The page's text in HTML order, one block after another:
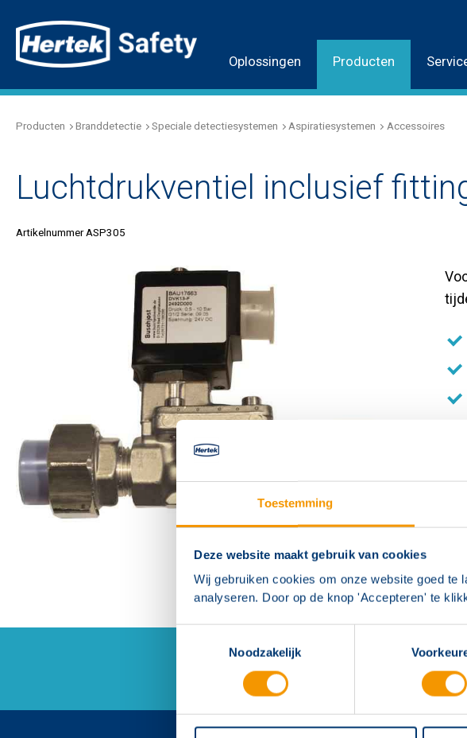
Toestemming
Deze website maakt gebruik van cookies
Wij gebruiken cookies om onze website goed te
analyseren. Door op de knop 'Accepteren' te
Noodzakelijk
Oplossingen Producten
Producten Branddetectie Speciale detectiesystemen Aspiratiesystemen Accessoires
Luchtdrukventiel inclusief
Artikelnummer ASP305